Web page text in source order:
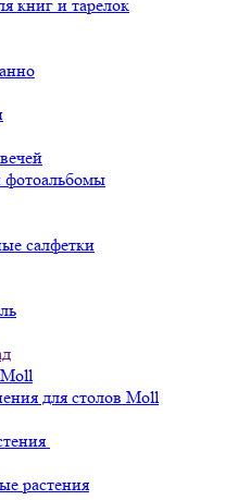
книг и тарелок
салфетки
для столов Moll
растения